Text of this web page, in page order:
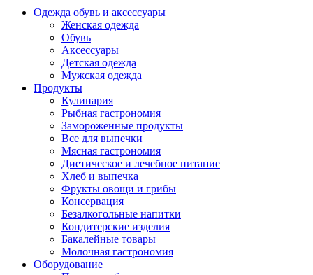
Одежда обувь и аксессуары
Женская одежда
Обувь
Аксессуары
Детская одежда
Мужская одежда
Продукты
Кулинария
Рыбная гастрономия
Замороженные продукты
Все для выпечки
Мясная гастрономия
Диетическое и лечебное питание
Хлеб и выпечка
Фрукты овощи и грибы
Консервация
Безалкогольные напитки
Кондитерские изделия
Бакалейные товары
Молочная гастрономия
Оборудование